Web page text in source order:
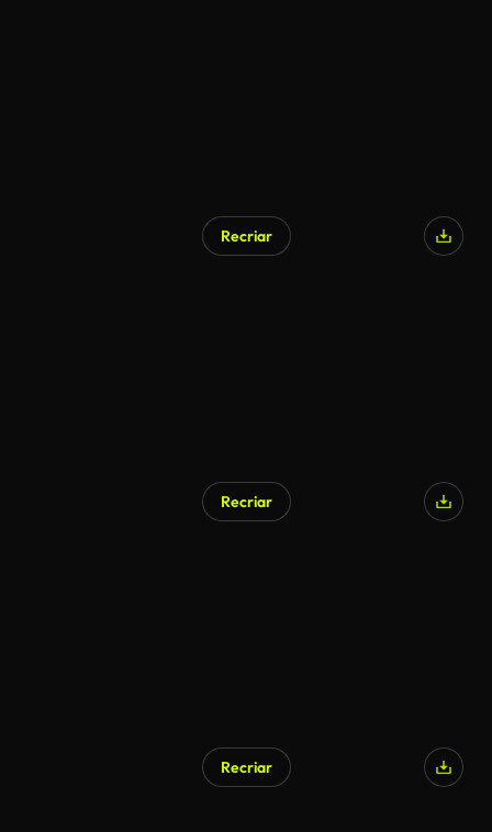
Recriar
Recriar
Recriar